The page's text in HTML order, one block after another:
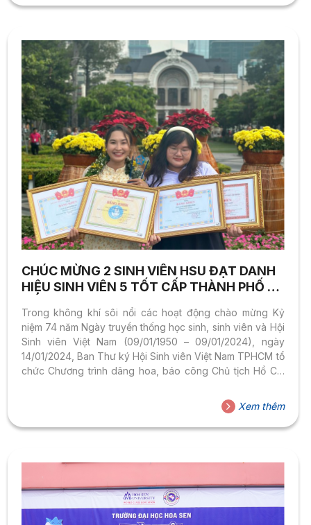
Thời gian nhận...
CHÚC MỪNG 2 SINH VIÊN HSU ĐẠT DANH
HIỆU SINH VIÊN 5 TỐT CẤP THÀNH PHỐ VÀ
Trong không khí sôi nổi các hoạt động chào mừng Kỷ
niệm 74 năm Ngày truyền thống học sinh, sinh viên và Hội
Sinh viên Việt Nam (09/01/1950 – 09/01/2024), ngày
14/01/2024, Ban Thư ký Hội Sinh viên Việt Nam TPHCM tổ
chức Chương trình dâng hoa, báo công Chủ tịch Hồ Chí
5 tốt” TPHCM năm 2023. Trong đó, Trường Đại học Hoa
Sen có 02 sinh viên tiêu biểu được vinh danh: Bạn Lê
Thanh Bảo Ngân – Sinh viên ngành Kế Toán, Uỷ viên
Xem thêm